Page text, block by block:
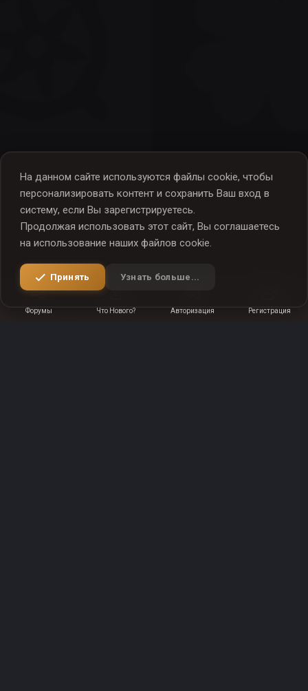
Форумы Что Нового? Авторизация Регистрация
На данном сайте используются файлы cookie, чтобы
персонализировать контент и сохранить Ваш вход в
систему, если Вы зарегистрируетесь.
Продолжая использовать этот сайт, Вы соглашаетесь
на использование наших файлов cookie.
Принять Узнать больше...